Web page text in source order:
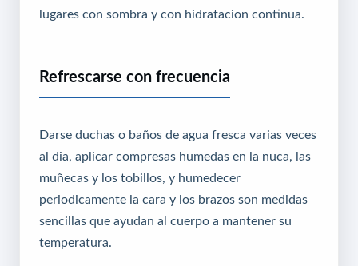
lugares con sombra y con hidratacion continua.
Refrescarse con frecuencia
Darse duchas o baños de agua fresca varias veces
al dia, aplicar compresas humedas en la nuca, las
muñecas y los tobillos, y humedecer
periodicamente la cara y los brazos son medidas
sencillas que ayudan al cuerpo a mantener su
temperatura.